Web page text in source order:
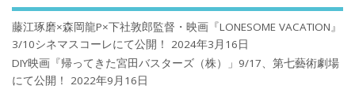
藤江琢磨×森岡龍P×下社敦郎監督・映画『LONESOME VACATION』
3/10シネマスコーレにて公開！
2024年3月16日
DIY映画『帰ってきた宮田バスターズ（株）」9/17、第七藝術劇場
にて公開！
2022年9月16日